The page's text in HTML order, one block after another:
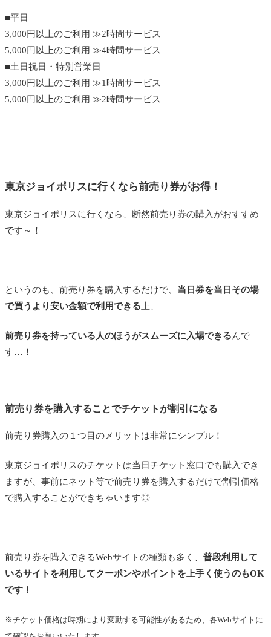
■平日
3,000円以上のご利用 ≫2時間サービス
5,000円以上のご利用 ≫4時間サービス
■土日祝日・特別営業日
3,000円以上のご利用 ≫1時間サービス
5,000円以上のご利用 ≫2時間サービス
東京ジョイポリスに行くなら前売り券がお得！
東京ジョイポリスに行くなら、断然前売り券の購入がおすすめ
です～！
というのも、前売り券を購入するだけで、 当日券を当日その場
で買うより安い金額で利用できる 上、
前売り券を持っている人のほうがスムーズに入場できるんで
す…！
前売り券を購入することでチケットが割引になる
前売り券購入の１つ目のメリットは非常にシンプル！
東京ジョイポリスのチケットは当日チケット窓口でも購入でき
ますが、事前にネット等で前売り券を購入するだけで割引価格
で購入することができちゃいます◎
前売り券を購入できるWebサイトの種類も多く、 普段利用して
いるサイトを利用してクーポンやポイントを上手く使うのもOK
です！
※チケット価格は時期により変動する可能性があるため、各Webサイトに